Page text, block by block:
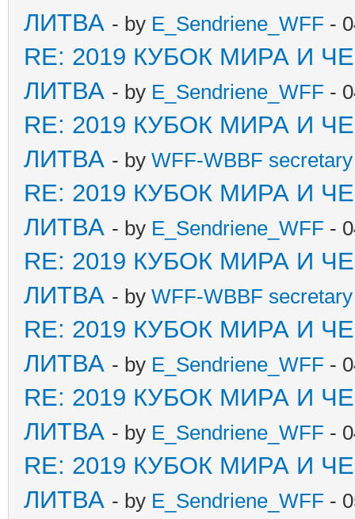
ЛИТВА - by E_Sendriene_WFF -
RE: 2019 КУБОК МИРА И
ЛИТВА - by E_Sendriene_WFF -
RE: 2019 КУБОК МИРА И
ЛИТВА - by WFF-WBBF
RE: 2019 КУБОК МИРА И
ЛИТВА - by E_Sendriene_WFF -
RE: 2019 КУБОК МИРА И
ЛИТВА - by WFF-WBBF
RE: 2019 КУБОК МИРА И
ЛИТВА - by E_Sendriene_WFF -
RE: 2019 КУБОК МИРА И
ЛИТВА - by E_Sendriene_WFF -
RE: 2019 КУБОК МИРА И
ЛИТВА - by E_Sendriene_WFF -